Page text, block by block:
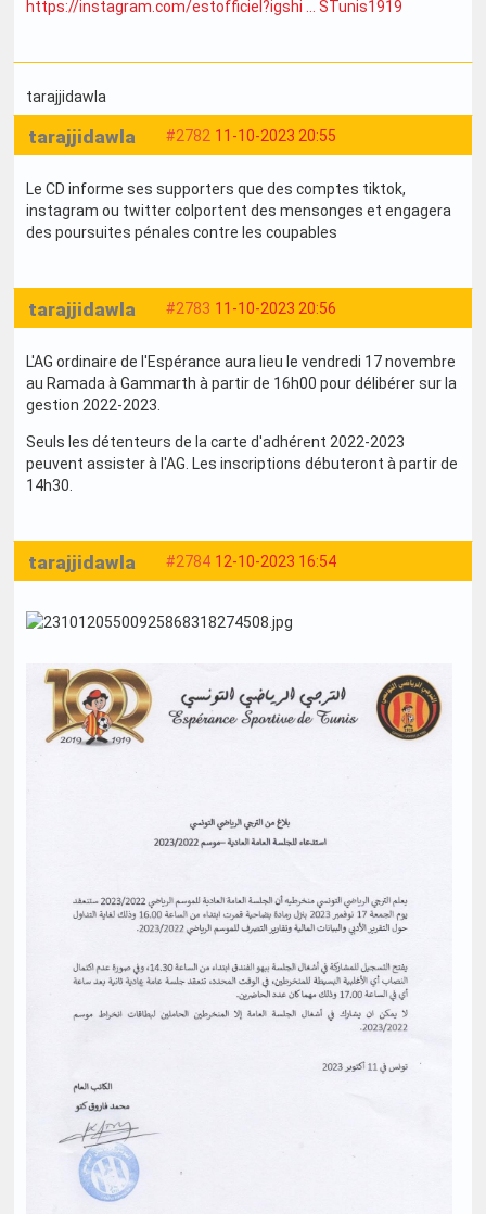
https://instagram.com/estofficiel?igshi … STunis1919
tarajjidawla
#2782 11-10-2023 20:55
tarajjidawla
Le CD informe ses supporters que des comptes tiktok,
instagram ou twitter colportent des mensonges et engagera
des poursuites pénales contre les coupables
#2783 11-10-2023 20:56
tarajjidawla
L'AG ordinaire de l'Espérance aura lieu le vendredi 17 novembre
au Ramada à Gammarth à partir de 16h00 pour délibérer sur la
gestion 2022-2023.
Seuls les détenteurs de la carte d'adhérent 2022-2023
peuvent assister à l'AG. Les inscriptions débuteront à partir de
14h30.
#2784 12-10-2023 16:54
tarajjidawla